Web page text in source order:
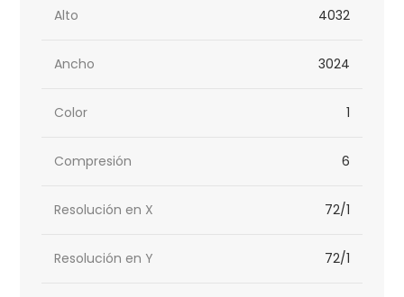
Alto 4032
Ancho 3024
Color 1
Compresión 6
Resolución en X 72/1
Resolución en Y 72/1